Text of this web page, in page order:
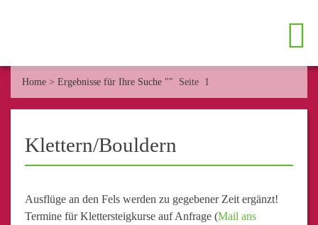
Home > Ergebnisse für Ihre Suche "" Seite 1
Klettern/Bouldern
Ausflüge an den Fels werden zu gegebener Zeit ergänzt!
Termine für Klettersteigkurse auf Anfrage (Mail ans